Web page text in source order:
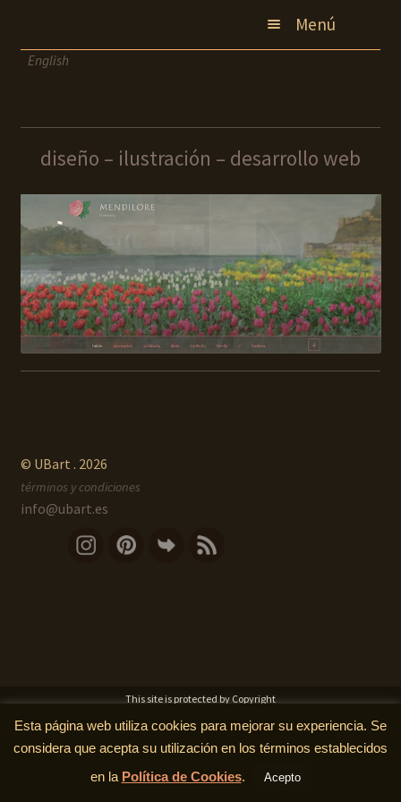
la
contenido
Menú
diseño
contacto
blog
English
diseño – ilustración – desarrollo web
© UBart . 2026
términos y condiciones
info@ubart.es
Esta página web utiliza cookies para mejorar su experiencia. Se
considera que acepta su utilización en los términos establecidos
en la Política de Cookies. Acepto
This site is protected by Copyright